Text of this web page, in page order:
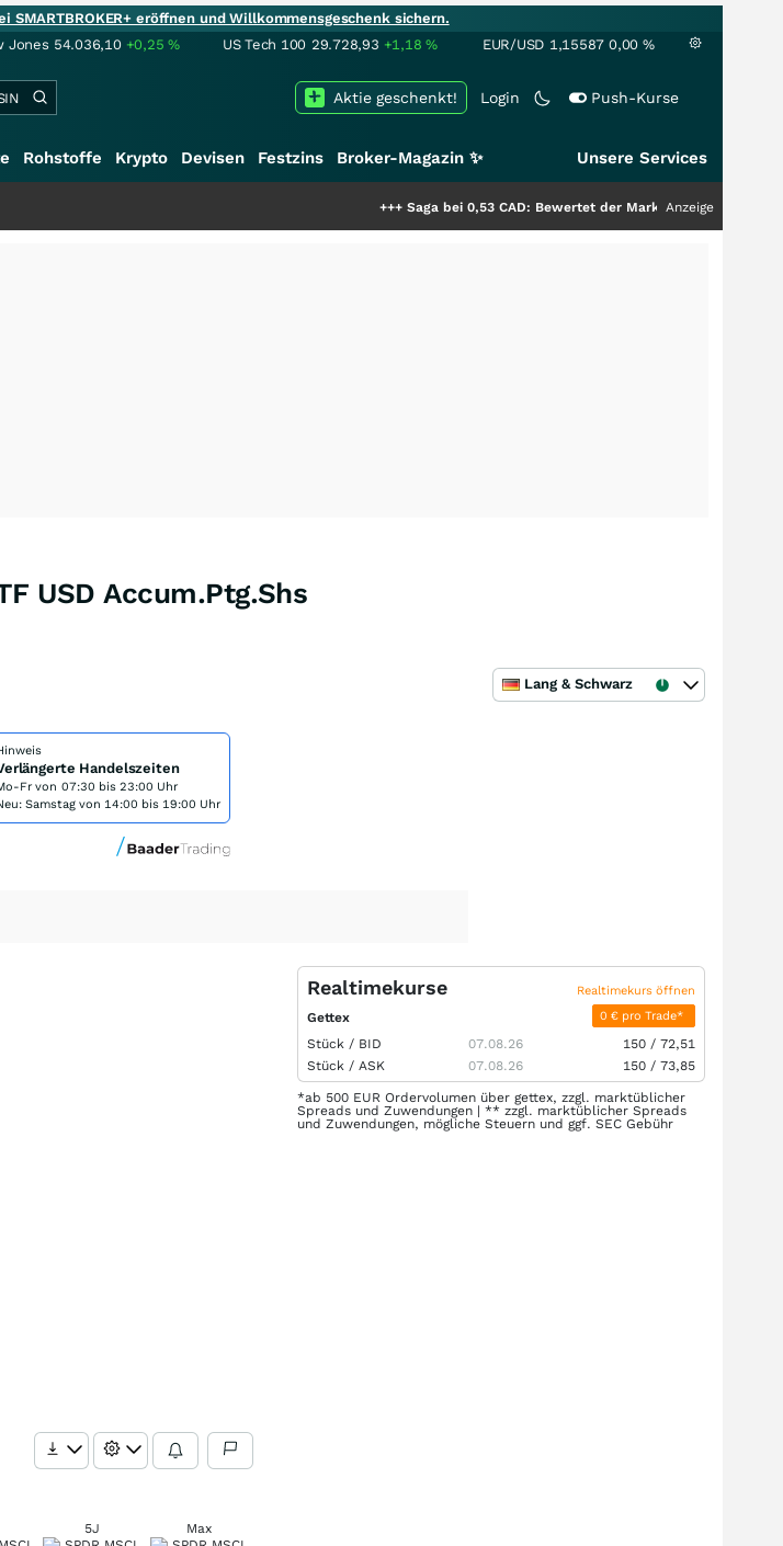
SMARTBROKER+ eröffnen und Willkommensgeschenk sichern.
Jones 54.036,10 +0,25% US Tech 100 29.728,93 +1,18% EUR/USD 1,15587 0,00 %
Login Push-Kurse
Aktie geschenkt!
Rohstoffe Krypto Devisen Festzins Broker-Magazin ✨ Unsere Services
Saga bei 0,53 CAD: Bewertet der Markt noch immer nur die Hälfte
Anzeige
USD Accum.Ptg.Shs
Lang & Schwarz
Handelszeiten
Fr von 07:30 bis 23:00 Uhr
Samstag von 14:00 bis 19:00 Uhr
5J Max
Realtimekurse Realtimekurs öffnen
Gettex 0 € pro Trade*
Stück / BID 07.08.26 150 / 72,51
Stück / ASK 07.08.26 150 / 73,85
*ab 500 EUR Ordervolumen über gettex, zzgl. marktüblicher
Spreads und Zuwendungen | ** zzgl. marktüblicher Spreads
und Zuwendungen, mögliche Steuern und ggf. SEC Gebühr